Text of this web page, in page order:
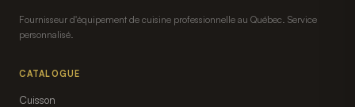
Fournisseur d'équipement de cuisine professionnelle au Québec. Service
personnalisé.
CATALOGUE
Cuisson